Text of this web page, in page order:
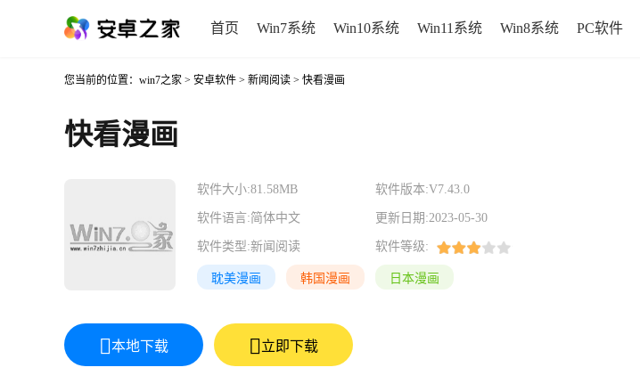
首页 Win7系统 Win10系统 Win11系统 Win8系统 PC软件
您当前的位置： win7之家 > 安卓软件 > 新闻阅读 > 快看漫画
快看漫画
软件大小:81.58MB 软件版本:V7.43.0
软件语言:简体中文 更新日期:2023-05-30
软件类型:新闻阅读 软件等级:
耽美漫画 韩国漫画 日本漫画
本地下载 立即下载